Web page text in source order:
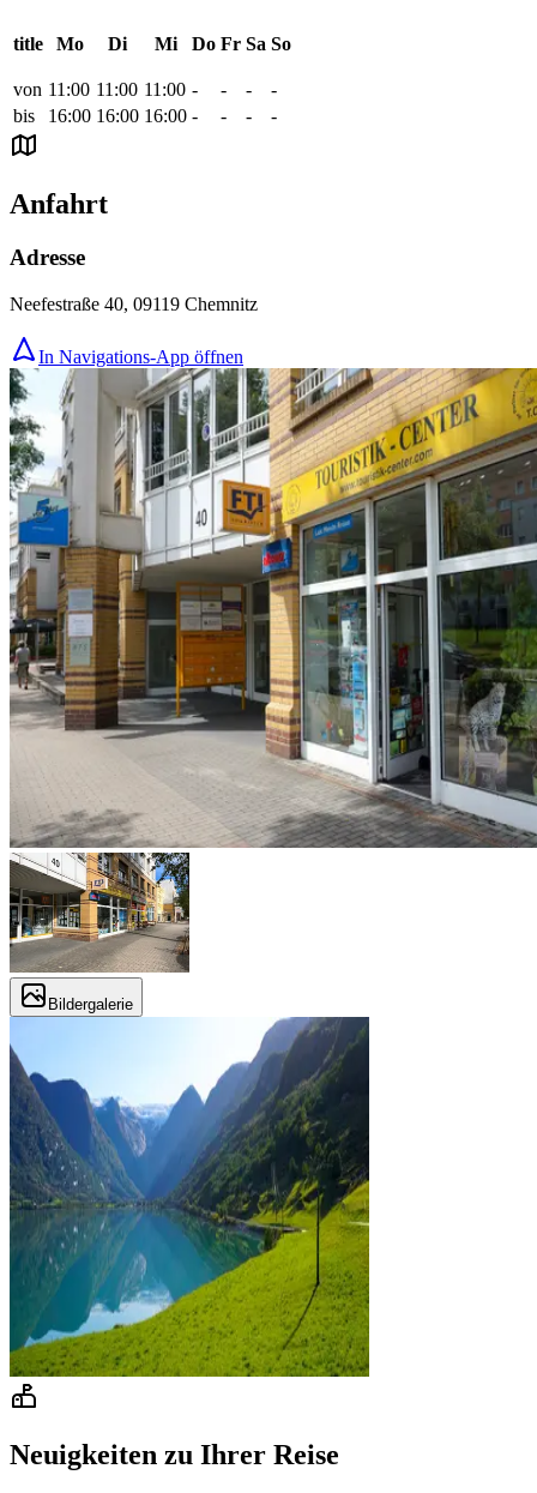
title Mo Di Mi Do Fr Sa So
von 11:00 11:00 11:00 - - -
-
bis
16:00 16:00 16:00 - - - -
Anfahrt
Adresse
Neefestraße 40, 09119 Chemnitz
In Navigations-App öffnen
Bildergalerie
Neuigkeiten zu Ihrer Reise